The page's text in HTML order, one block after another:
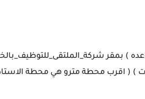
) ( اقرب محطة مترو هي محطة